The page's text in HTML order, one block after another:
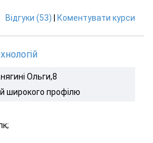
Відгуки (53)
Коментувати курси
Ольги,8
широкого профілю